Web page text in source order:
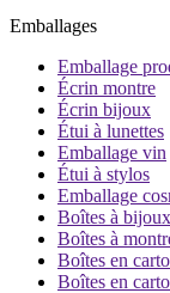
Emballages
Emballage
Écrin montre
Écrin bijoux
Étui à lunettes
Emballage vin
Étui à stylos
Emballage
Boîtes à bijoux
Boîtes à
Boîtes en
Boîtes en